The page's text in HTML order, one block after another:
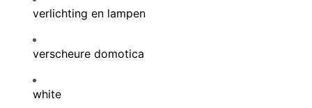
verlichting en lampen
verscheure domotica
white